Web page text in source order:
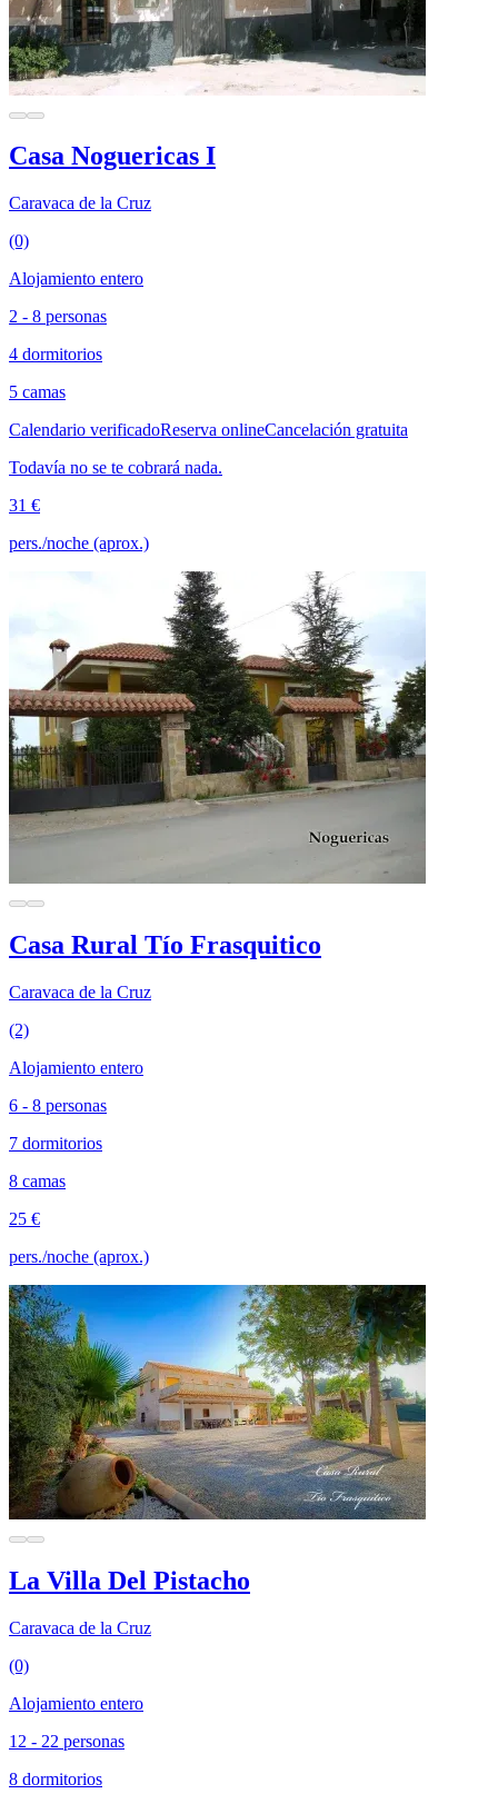
Casa Noguericas I
Caravaca de la Cruz
(0)
Alojamiento entero
2 - 8 personas
4 dormitorios
5 camas
Calendario verificadoReserva onlineCancelación gratuita
Todavía no se te cobrará nada.
31 €
pers./noche (aprox.)
Casa Rural Tío Frasquitico
Caravaca de la Cruz
(2)
Alojamiento entero
6 - 8 personas
7 dormitorios
8 camas
25 €
pers./noche (aprox.)
La Villa Del Pistacho
Caravaca de la Cruz
(0)
Alojamiento entero
12 - 22 personas
8 dormitorios